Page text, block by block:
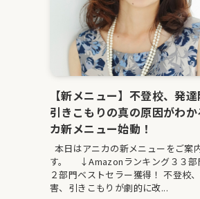
【新メニュー】不登校、発達
引きこもりの真の原因がわか
カ新メニュー始動！
本日はアニカの新メニューをご案
す。 ↓Amazonランキング３３
２部門ベストセラー獲得！ 不登校
害、引きこもりが劇的に改...